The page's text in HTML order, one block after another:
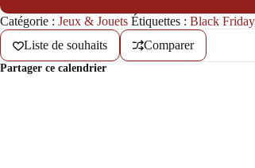
Catégorie : Jeux & Jouets Étiquettes : Black Friday
Liste de souhaits
Comparer
Partager ce calendrier